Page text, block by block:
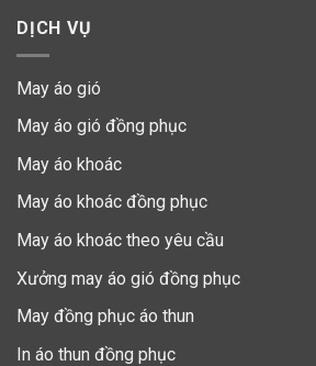
DỊCH VỤ
May áo gió
May áo gió đồng phục
May áo khoác
May áo khoác đồng phục
May áo khoác theo yêu cầu
Xưởng may áo gió đồng phục
May đồng phục áo thun
In áo thun đồng phục